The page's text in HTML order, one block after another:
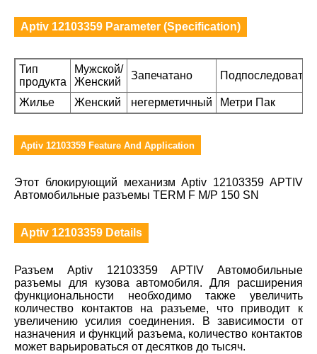
Aptiv 12103359 Parameter (Specification)
Тип
продукта
Мужской/
Женский
Запечатано
Жилье Женский негерметичный Метри Пак
Aptiv 12103359 Feature And Application
Этот блокирующий механизм Aptiv 12103359 APTIV
Автомобильные разъемы TERM F M/P 150 SN
Aptiv 12103359 Details
Разъем Aptiv 12103359 APTIV Автомобильные
разъемы для кузова автомобиля. Для расширения
функциональности необходимо также увеличить
количество контактов на разъеме, что приводит к
увеличению усилия соединения. В зависимости от
назначения и функций разъема, количество контактов
может варьироваться от десятков до тысяч.